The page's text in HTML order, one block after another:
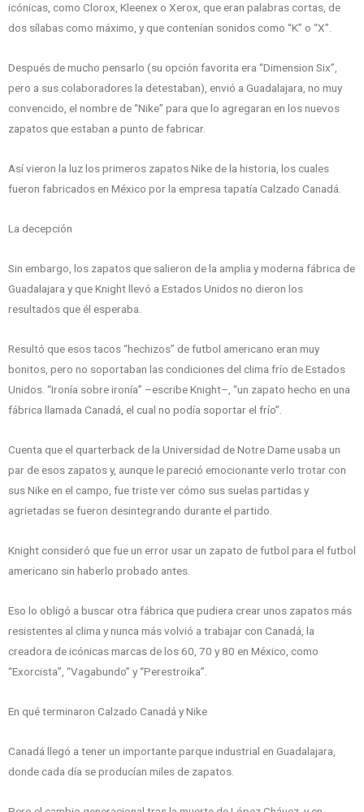
icónicas, como Clorox, Kleenex o Xerox, que eran palabras cortas, de
dos sílabas como máximo, y que contenían sonidos como “K” o “X”.
Después de mucho pensarlo (su opción favorita era “Dimension Six”,
pero a sus colaboradores la detestaban), envió a Guadalajara, no muy
convencido, el nombre de “Nike” para que lo agregaran en los nuevos
zapatos que estaban a punto de fabricar.
Así vieron la luz los primeros zapatos Nike de la historia, los cuales
fueron fabricados en México por la empresa tapatía Calzado Canadá.
La decepción
Sin embargo, los zapatos que salieron de la amplia y moderna fábrica de
Guadalajara y que Knight llevó a Estados Unidos no dieron los
resultados que él esperaba.
Resultó que esos tacos “hechizos” de futbol americano eran muy
bonitos, pero no soportaban las condiciones del clima frío de Estados
Unidos. “Ironía sobre ironía” –escribe Knight–, “un zapato hecho en una
fábrica llamada Canadá, el cual no podía soportar el frío”.
Cuenta que el quarterback de la Universidad de Notre Dame usaba un
par de esos zapatos y, aunque le pareció emocionante verlo trotar con
sus Nike en el campo, fue triste ver cómo sus suelas partidas y
agrietadas se fueron desintegrando durante el partido.
Knight consideró que fue un error usar un zapato de futbol para el futbol
americano sin haberlo probado antes.
Eso lo obligó a buscar otra fábrica que pudiera crear unos zapatos más
resistentes al clima y nunca más volvió a trabajar con Canadá, la
creadora de icónicas marcas de los 60, 70 y 80 en México, como
“Exorcista”, “Vagabundo” y “Perestroika”.
En qué terminaron Calzado Canadá y Nike
Canadá llegó a tener un importante parque industrial en Guadalajara,
donde cada día se producían miles de zapatos.